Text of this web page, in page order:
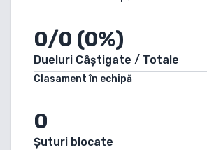
0/0 (0%)
Dueluri Câștigate / Totale
Clasament în echipă
0
Șuturi blocate